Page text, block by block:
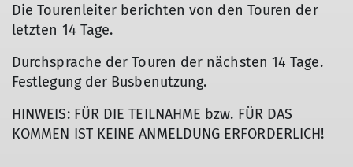
Die Tourenleiter berichten von den Touren der
letzten 14 Tage.
Durchsprache der Touren der nächsten 14 Tage.
Festlegung der Busbenutzung.
HINWEIS: FÜR DIE TEILNAHME bzw. FÜR DAS
KOMMEN IST KEINE ANMELDUNG ERFORDERLICH!